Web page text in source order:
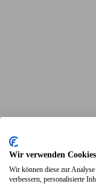
Wir verwenden Cookies
Wir können diese zur Analyse
verbessern, personalisierte